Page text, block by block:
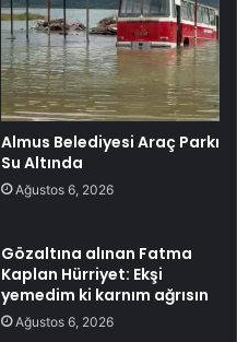
Almus Belediyesi Araç Parkı
Su Altında
Ağustos 6, 2026
Gözaltına alınan Fatma
Kaplan Hürriyet: Ekşi
yemedim ki karnım ağrısın
Ağustos 6, 2026